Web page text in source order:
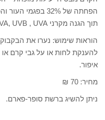
תוך הגנה מקרני UVA, UVB , UVA הארוכות.
הוראות שימוש: נערו את
להענקת לחות או על גבי קרם
איפור.
מחיר: 70 ₪
ניתן להשיג ברשת סופר-פארם.